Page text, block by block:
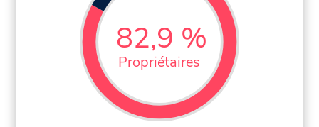
82,9 %
Propriétaires